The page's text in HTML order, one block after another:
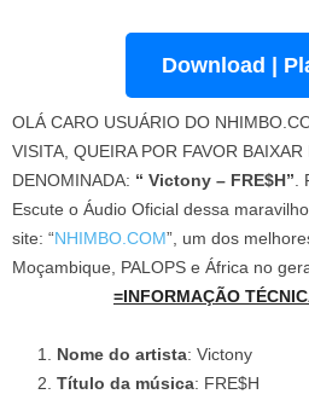
Download |
OLÁ CARO USUÁRIO DO
VISITA, QUEIRA POR FAVOR
DENOMINADA: “ Victony – FRE$H”
Escute o Áudio Oficial dessa
site: “NHIMBO.COM”, um dos
Moçambique, PALOPS e África no
=INFORMAÇÃO
Nome do artista: Victony
Título da música: FRE$H